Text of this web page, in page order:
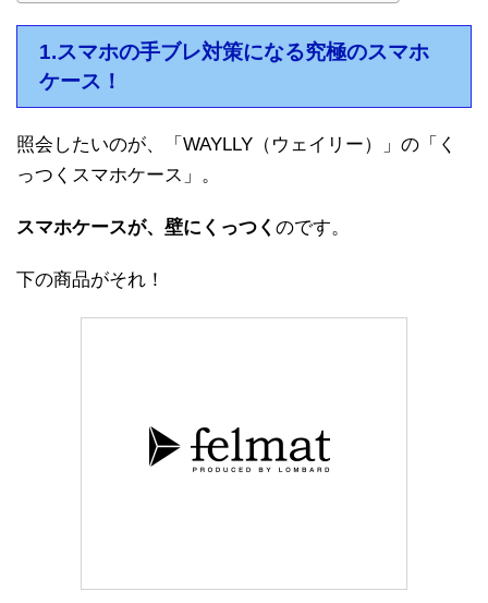
1.スマホの手ブレ対策になる究極のスマホ
ケース！
照会したいのが、「WAYLLY（ウェイリー）」の「く
っつくスマホケース」。
スマホケースが、壁にくっつく のです。
下の商品がそれ！